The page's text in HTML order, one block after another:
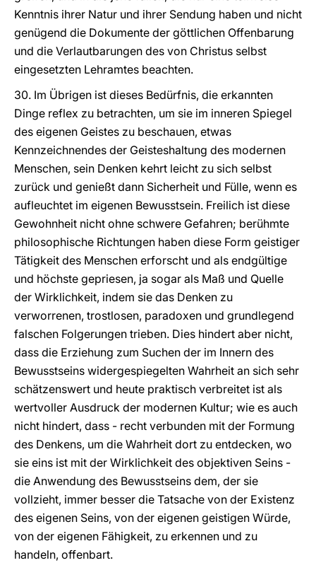
Kenntnis ihrer Natur und ihrer Sendung haben und nicht
genügend die Dokumente der göttlichen Offenbarung
und die Verlautbarungen des von Christus selbst
eingesetzten Lehramtes beachten.
30. Im Übrigen ist dieses Bedürfnis, die erkannten
Dinge reflex zu betrachten, um sie im inneren Spiegel
des eigenen Geistes zu beschauen, etwas
Kennzeichnendes der Geisteshaltung des modernen
Menschen, sein Denken kehrt leicht zu sich selbst
zurück und genießt dann Sicherheit und Fülle, wenn es
aufleuchtet im eigenen Bewusstsein. Freilich ist diese
Gewohnheit nicht ohne schwere Gefahren; berühmte
philosophische Richtungen haben diese Form geistiger
Tätigkeit des Menschen erforscht und als endgültige
und höchste gepriesen, ja sogar als Maß und Quelle
der Wirklichkeit, indem sie das Denken zu
verworrenen, trostlosen, paradoxen und grundlegend
falschen Folgerungen trieben. Dies hindert aber nicht,
dass die Erziehung zum Suchen der im Innern des
Bewusstseins widergespiegelten Wahrheit an sich sehr
schätzenswert und heute praktisch verbreitet ist als
wertvoller Ausdruck der modernen Kultur; wie es auch
nicht hindert, dass - recht verbunden mit der Formung
des Denkens, um die Wahrheit dort zu entdecken, wo
sie eins ist mit der Wirklichkeit des objektiven Seins -
die Anwendung des Bewusstseins dem, der sie
vollzieht, immer besser die Tatsache von der Existenz
des eigenen Seins, von der eigenen geistigen Würde,
von der eigenen Fähigkeit, zu erkennen und zu
handeln, offenbart.